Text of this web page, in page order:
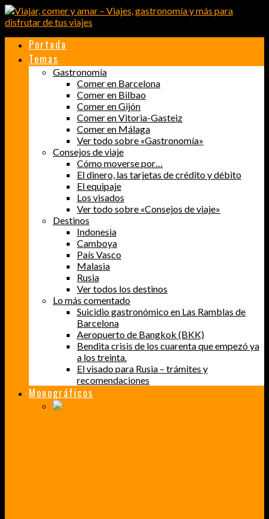
Portada
Temas
Gastronomía
Comer en Barcelona
Comer en Bilbao
Comer en Gijón
Comer en Vitoria-Gasteiz
Comer en Málaga
Ver todo sobre «Gastronomía»
Consejos de viaje
Cómo moverse por…
El dinero, las tarjetas de crédito y débito
El equipaje
Los visados
Ver todo sobre «Consejos de viaje»
Destinos
Indonesia
Camboya
País Vasco
Malasia
Rusia
Ver todos los destinos
Lo más comentado
Suicidio gastronómico en Las Ramblas de
Barcelona
Aeropuerto de Bangkok (BKK)
Bendita crisis de los cuarenta que empezó ya
a los treinta.
El visado para Rusia – trámites y
recomendaciones
Monográficos